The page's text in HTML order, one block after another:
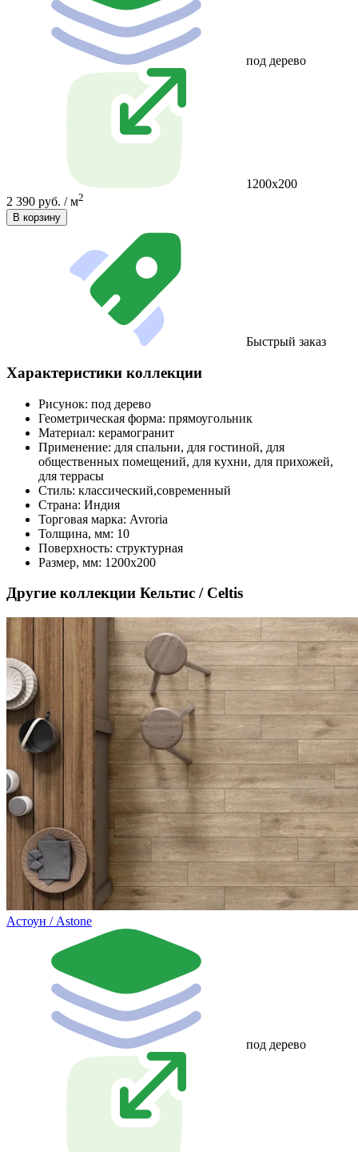
под дерево
1200x200
2 390 руб. / м2
В корзину
Быстрый заказ
Характеристики коллекции
Рисунок: под дерево
Геометрическая форма: прямоугольник
Материал: керамогранит
Применение: для спальни, для гостиной, для
общественных помещений, для кухни, для прихожей,
для террасы
Стиль: классический,современный
Страна: Индия
Торговая марка: Avroria
Толщина, мм: 10
Поверхность: структурная
Размер, мм: 1200x200
Другие коллекции Кельтис / Celtis
Астоун / Astone
под дерево